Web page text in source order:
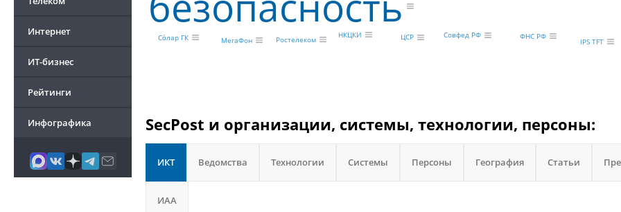
Интернет
ИТ-бизнес
Рейтинги
Инфографика
Сόлар ГК МегаФон Ростелеком
НКЦКИ ЦСР Совфед РФ ФНС РФ
IPS TFT
SecPost и организации, системы, технологии, персоны:
ИКТ Ведомства Технологии Системы Персоны География Статьи
ИАА